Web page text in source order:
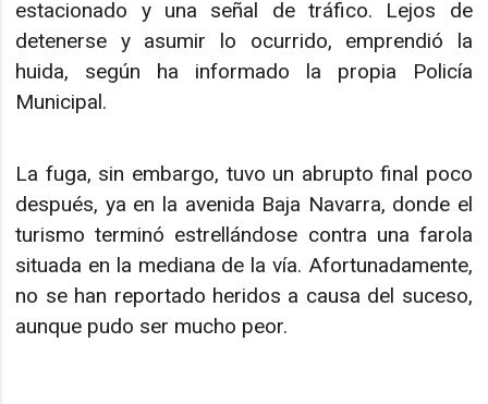
estacionado y una señal de tráfico. Lejos de
detenerse y asumir lo ocurrido, emprendió la
huida, según ha informado la propia Policía
Municipal.
La fuga, sin embargo, tuvo un abrupto final poco
después, ya en la avenida Baja Navarra, donde el
turismo terminó estrellándose contra una farola
situada en la mediana de la vía. Afortunadamente,
no se han reportado heridos a causa del suceso,
aunque pudo ser mucho peor.